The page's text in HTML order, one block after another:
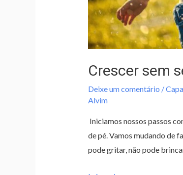
Crescer sem
Deixe um comentário /Capa
Alvim
Iniciamos nossos passos
de pé. Vamos mudando de
pode gritar, não pode